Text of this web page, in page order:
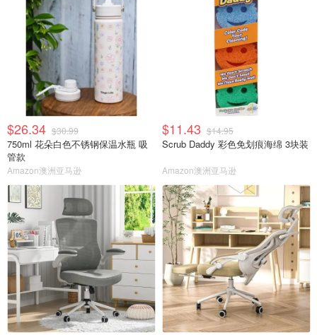
$26.34 $30.99
750ml 花朵白色不锈钢保温水瓶 吸
管款
Amazon澳洲亚马逊
$11.43 $14.95
Scrub Daddy 彩色免划痕海绵 3块装
Amazon澳洲亚马逊